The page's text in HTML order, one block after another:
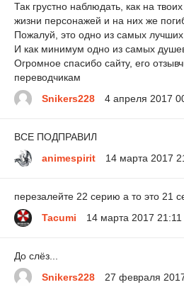
Так грустно наблюдать, как на
жизни персонажей и на них же
Пожалуй, это одно из самых
И как минимум одно из самых
Огромное спасибо сайту, его
переводчикам
Snikers228
4 апреля 2017
ВСЕ ПОДПРАВИЛ
animespirit
14 марта 2017
перезалейте 22 серию а то это 21
Tacumi
14 марта 2017 21:11
До слёз...
Snikers228
27 февраля